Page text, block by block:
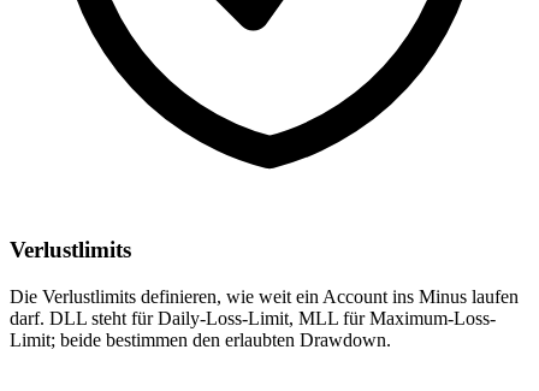
Verlustlimits
Die Verlustlimits definieren, wie weit ein Account ins Minus laufen
darf. DLL steht für Daily-Loss-Limit, MLL für Maximum-Loss-
Limit; beide bestimmen den erlaubten Drawdown.